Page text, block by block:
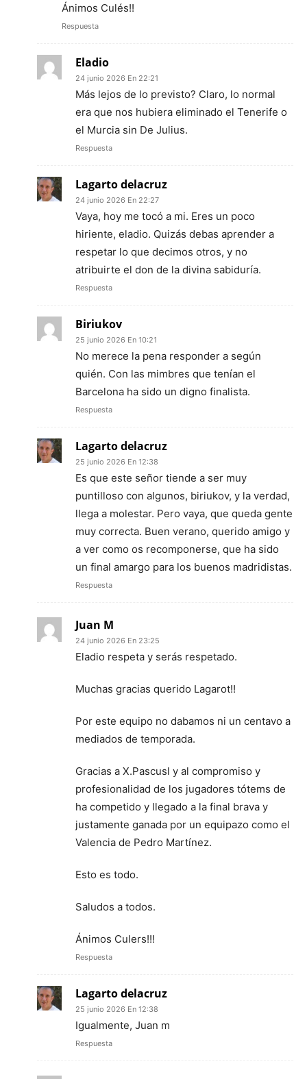
Ánimos Culés!!
Respuesta
Eladio
24 junio 2026 En 22:21
Más lejos de lo previsto? Claro, lo normal
era que nos hubiera eliminado el Tenerife o
el Murcia sin De Julius.
Respuesta
Lagarto delacruz
24 junio 2026 En 22:27
Vaya, hoy me tocó a mi. Eres un poco
hiriente, eladio. Quizás debas aprender a
respetar lo que decimos otros, y no
atribuirte el don de la divina sabiduría.
Respuesta
Biriukov
25 junio 2026 En 10:21
No merece la pena responder a según
quién. Con las mimbres que tenían el
Barcelona ha sido un digno finalista.
Respuesta
Lagarto delacruz
25 junio 2026 En 12:38
Es que este señor tiende a ser muy
puntilloso con algunos, biriukov, y la verdad,
llega a molestar. Pero vaya, que queda gente
muy correcta. Buen verano, querido amigo y
a ver como os recomponerse, que ha sido
un final amargo para los buenos madridistas.
Respuesta
Juan M
24 junio 2026 En 23:25
Eladio respeta y serás respetado.
Muchas gracias querido Lagarot!!
Por este equipo no dabamos ni un centavo a
mediados de temporada.
Gracias a X.Pascusl y al compromiso y
profesionalidad de los jugadores tótems de
ha competido y llegado a la final brava y
justamente ganada por un equipazo como el
Valencia de Pedro Martínez.
Esto es todo.
Saludos a todos.
Ánimos Culers!!!
Respuesta
Lagarto delacruz
25 junio 2026 En 12:38
Igualmente, Juan m
Respuesta